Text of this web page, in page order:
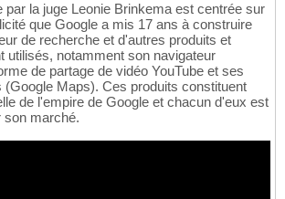
par la juge Leonie Brinkema est centrée sur
que Google a mis 17 ans à construire
de recherche et d'autres produits et
utilisés, notamment son navigateur
de partage de vidéo YouTube et ses
(Google Maps). Ces produits constituent
de l'empire de Google et chacun d'eux est
son marché.